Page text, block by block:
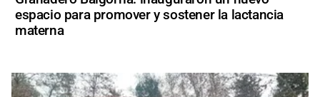
espacio para promover y sostener la lactancia
materna